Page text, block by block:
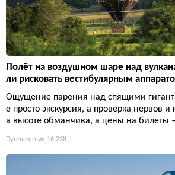
Полёт на воздушном шаре над
ли рисковать вестибулярным
Ощущение парения над спящими
е просто экскурсия, а проверка нервов
а высоте обманчива, а цены на билеты
Путешествия 16 238